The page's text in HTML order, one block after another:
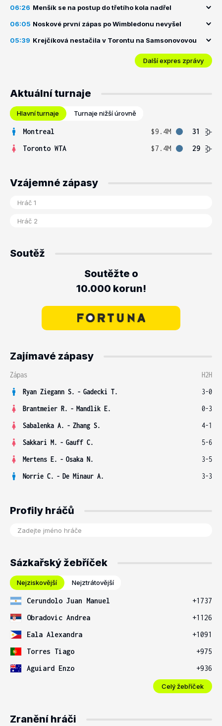
06:26 Menšík se na postup do třetího kola nadřel
06:05 Noskové první zápas po Wimbledonu nevyšel
05:39 Krejčíková nestačila v Torontu na Samsonovovou
Další expres zprávy
Aktuální turnaje
Hlavní turnaje Turnaje nižší úrovně
Montreal $9.4M
31
Toronto WTA
$7.4M 29
Vzájemné zápasy
Soutěž
Soutěžte o
10.000 korun!
Zajímavé zápasy
Zápas
H2H
Ryan Ziegann S. - Gadecki T.
3-0
Brantmeier R. - Mandlik E.
0-3
Sabalenka A. - Zhang S.
4-1
Sakkari M. - Gauff C.
5-6
Mertens E. - Osaka N.
3-5
Norrie C. - De Minaur A. 3-3
Profily hráčů
Sázkařský žebříček
Nejziskovější Nejztrátovější
Cerundolo Juan Manuel
+1737
Obradovic Andrea
+1126
Eala Alexandra
+1091
Torres Tiago
+975
Aguiard Enzo
+936
Celý žebříček
Zranění hráči